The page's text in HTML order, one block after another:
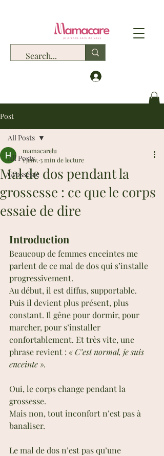
Post
All Posts
Grossesse
All Posts
Mal de dos pendant la
grossesse : ce que le corps
essaie de dire
mamacarelu
1 janv. 3 min de lecture
Introduction
Beaucoup de femmes enceintes me
parlent de ce mal de dos qui s’installe
progressivement.
Au début, il est diffus, supportable.
Puis il devient plus présent, plus
constant. Il gêne pour dormir, pour
marcher, pour s’installer
confortablement. Et très vite, une
phrase revient : « C’est normal, je suis
enceinte ».
Oui, le corps change pendant la
grossesse.
Mais non, tout inconfort n’est pas à
banaliser.
Le mal de dos n’est pas qu’une